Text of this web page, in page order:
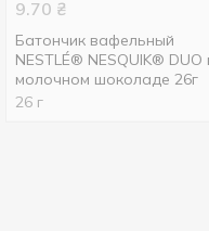
9.70 ₴
Батончик вафельный
NESTLÉ® NESQUIK® DUO
молочном шоколаде 26г
26 г